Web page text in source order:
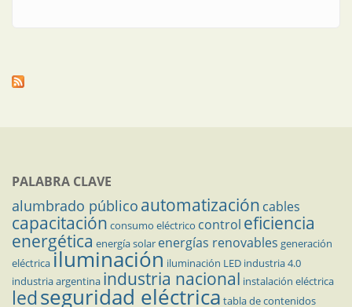
PALABRA CLAVE
alumbrado público automatización cables
capacitación consumo eléctrico control eficiencia
energética energía solar energías renovables generación
eléctricailuminación iluminación LED industria 4.0
industria argentina industria nacional instalación eléctrica
ledseguridad eléctrica tabla de contenidos